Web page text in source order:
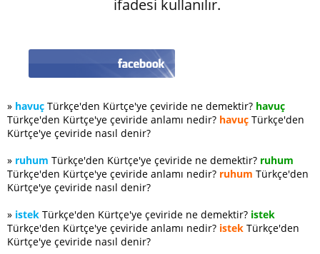
ifadesi kullanılır.
» havuç Türkçe'den Kürtçe'ye çeviride ne demektir? havuç
Türkçe'den Kürtçe'ye çeviride anlamı nedir? havuç Türkçe'den
Kürtçe'ye çeviride nasıl denir?
» ruhum Türkçe'den Kürtçe'ye çeviride ne demektir? ruhum
Türkçe'den Kürtçe'ye çeviride anlamı nedir? ruhum Türkçe'den
Kürtçe'ye çeviride nasıl denir?
» istek Türkçe'den Kürtçe'ye çeviride ne demektir? istek
Türkçe'den Kürtçe'ye çeviride anlamı nedir? istek Türkçe'den
Kürtçe'ye çeviride nasıl denir?